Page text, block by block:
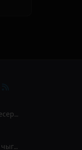
Fuji TV'де 'Shozen' телесериясы 2027-жылдын апрель айында чыгат
Сагири Сол жаңы ыр чыгарды: 'next to your love'